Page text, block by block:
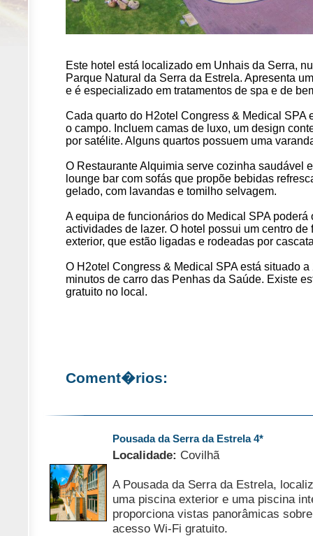
Este hotel está localizado em Unhais da Serra,
Parque Natural da Serra da Estrela. Apresenta
e é especializado em tratamentos de spa e de
Cada quarto do H2otel Congress & Medical SPA
o campo. Incluem camas de luxo, um design
por satélite. Alguns quartos possuem uma
O Restaurante Alquimia serve cozinha saudável
lounge bar com sofás que propõe bebidas
gelado, com lavandas e tomilho selvagem.
A equipa de funcionários do Medical SPA
actividades de lazer. O hotel possui um centro
exterior, que estão ligadas e rodeadas por
O H2otel Congress & Medical SPA está situado
minutos de carro das Penhas da Saúde. Existe
gratuito no local.
Coment�rios:
Pousada da Serra da Estrela 4*
Localidade: Covilhã
A Pousada da Serra da Estrela,
uma piscina exterior e uma piscina
proporciona vistas panorâmicas
acesso Wi-Fi gratuito.